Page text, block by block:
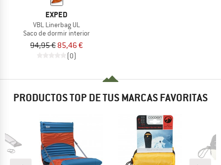
EXPED
VBL Linerbag UL
Saco de dormir interior
94,95 € 85,46 €
(0)
PRODUCTOS TOP DE TUS MARCAS FAVORITAS